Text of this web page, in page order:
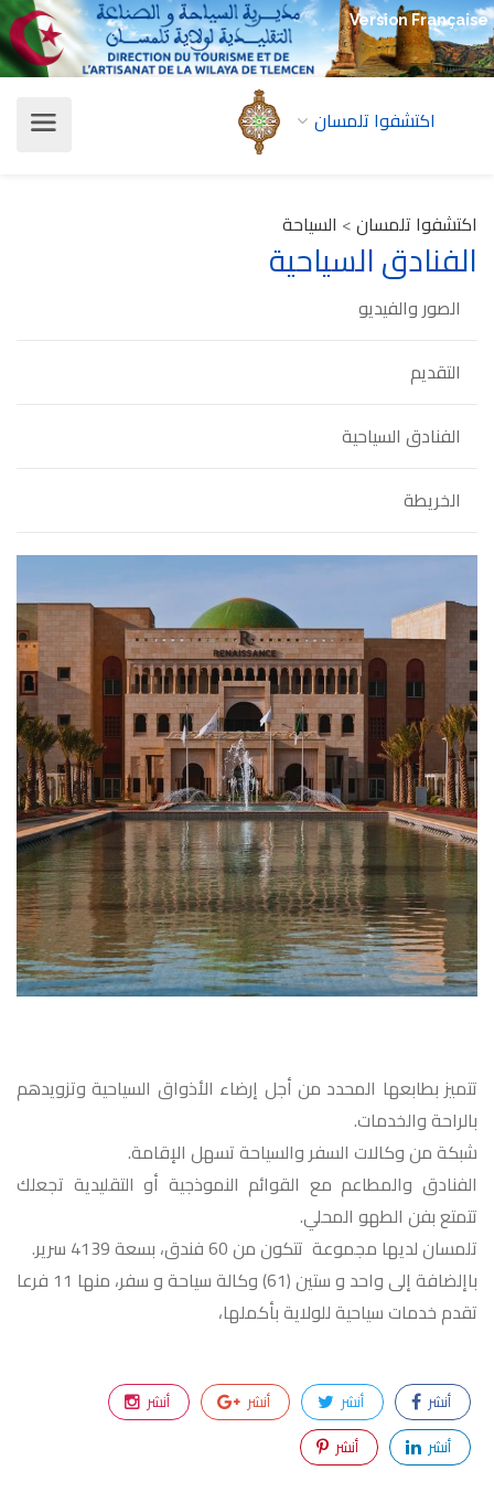
Version Française
اكتشفوا تلمسان
اكتشفوا تلمسان> السياحة
الفنادق السياحية
الصور والفيديو
التقديم
الفنادق السياحية
الخريطة
تتميز بطابعها المحدد من أجل إرضاء الأذواق السياحية وتزويدهم
بالراحة والخدمات.
شبكة من وكالات السفر والسياحة تسهل الإقامة.
الفنادق والمطاعم مع القوائم النموذجية أو التقليدية تجعلك
تتمتع بفن الطهو المحلي.
تلمسان لديها مجموعة تتكون من 60 فندق، بسعة 4139 سرير.
باإلضافة إلى واحد و ستين (61) وكالة سياحة و سفر، منها 11 فرعا
تقدم خدمات سياحية للولاية بأكملها،
أنشر أنشر أنشر
أنشر
أنشر
أنشر